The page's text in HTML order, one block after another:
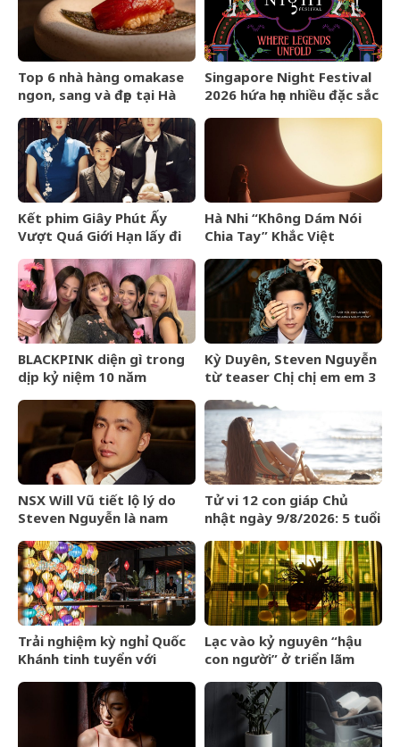
Top 6 nhà hàng omakase
ngon, sang và đẹp tại Hà
thực Nhật Bản
Singapore Night Festival
2026 hứa hẹn nhiều đặc sắc
Kết phim Giây Phút Ấy
Vượt Quá Giới Hạn lấy đi
Hà Nhi “Không Dám Nói
Chia Tay” Khắc Việt
BLACKPINK diện gì trong
dịp kỷ niệm 10 năm
Kỳ Duyên, Steven Nguyễn
từ teaser Chị chị em em 3
NSX Will Vũ tiết lộ lý do
Steven Nguyễn là nam
trụ “Chị chị em em”
Tử vi 12 con giáp Chủ
nhật ngày 9/8/2026: 5 tuổi
Trải nghiệm kỳ nghỉ Quốc
Khánh tinh tuyển với
Lạc vào kỷ nguyên “hậu
con người” ở triển lãm
Chit Chítt